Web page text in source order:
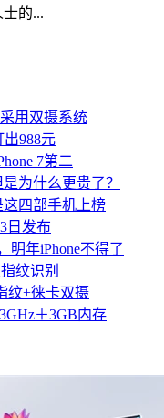
的...
用双摄系统
988元
7第二
为什么更贵了？
四部手机上榜
日发布
明年iPhone不得了
纹识别
纹+徕卡双摄
＋3GB内存